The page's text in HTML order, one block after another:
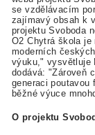
se vzdělávacím
zajímavý obsah k
projektu Svoboda
O2 Chytrá škola je
moderních
výuku," vysvětluje
dodává: "Zároveň
generaci poutavou
běžné výuce
O projektu